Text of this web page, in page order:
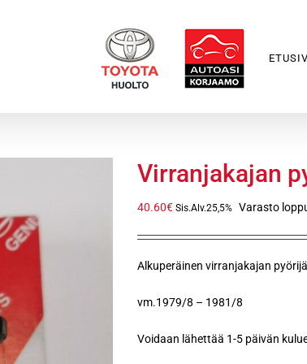
Virranjakajan
40.60€ Sis.Alv.25,5% Varasto
Alkuperäinen virranjakajan
vm.1979/8 – 1981/8
Voidaan lähettää 1-5 päivän